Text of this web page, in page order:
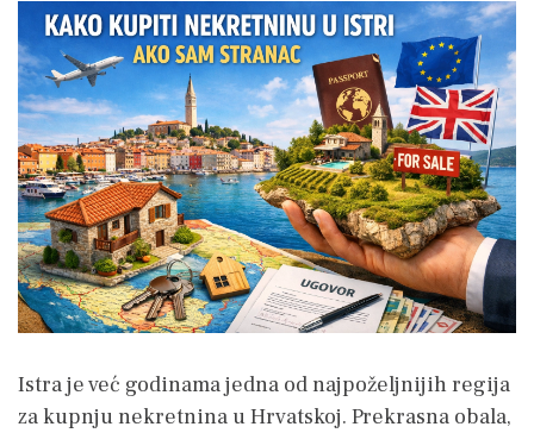
Istra je već godinama jedna od najpoželjnijih regija
za kupnju nekretnina u Hrvatskoj. Prekrasna obala,